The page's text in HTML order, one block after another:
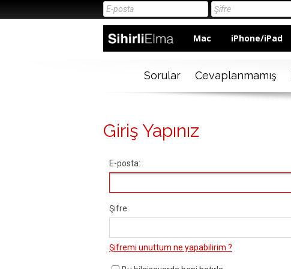
Mac iPhone/iPad
Sorular Cevaplanmamış
Giriş Yapınız
E-posta:
Şifre:
Şifremi unuttum ne yapabilirim ?